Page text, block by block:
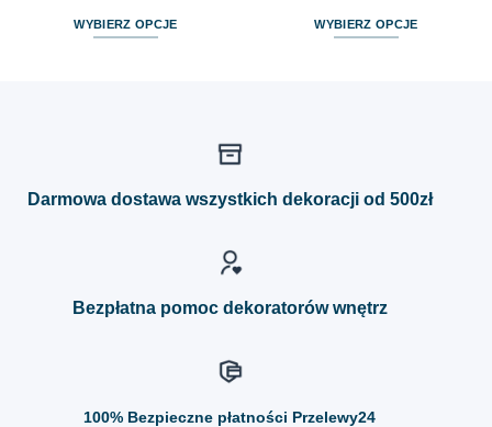
WYBIERZ OPCJE
wybrać
WYBIERZ OPCJE
wybrać
Darmowa dostawa wszystkich dekoracji od 500zł
Bezpłatna pomoc dekoratorów wnętrz
100% Bezpieczne płatności Przelewy24